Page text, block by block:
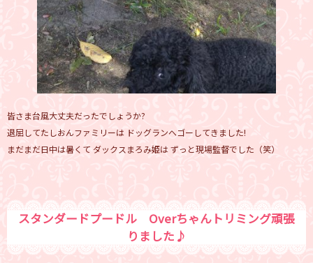
皆さま台風大丈夫だったでしょうか?
退屈してたしおんファミリーは ドッグランへゴーしてきました!
まだまだ日中は暑くて ダックスまろみ姫は ずっと現場監督でした（笑）
スタンダードプードル Overちゃんトリミング頑張
りました♪